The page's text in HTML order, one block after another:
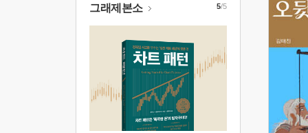
그래제본소 5/5